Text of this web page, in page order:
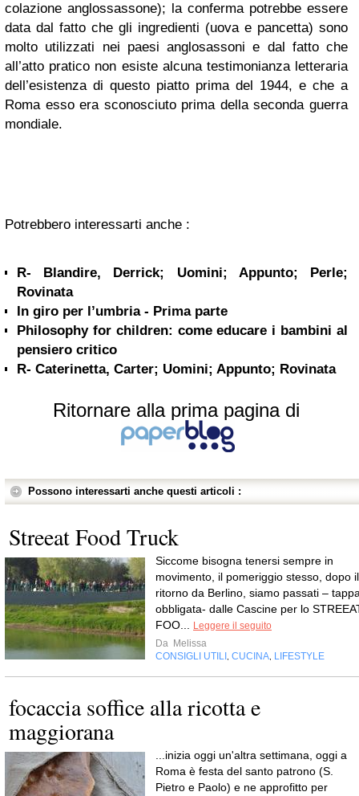
colazione anglossassone); la conferma potrebbe essere
data dal fatto che gli ingredienti (uova e pancetta) sono
molto utilizzati nei paesi anglosassoni e dal fatto che
all’atto pratico non esiste alcuna testimonianza letteraria
dell’esistenza di questo piatto prima del 1944, e che a
Roma esso era sconosciuto prima della seconda guerra
mondiale.
Potrebbero interessarti anche :
R- Blandire, Derrick; Uomini; Appunto; Perle;
Rovinata
In giro per l’umbria - Prima parte
Philosophy for children: come educare i bambini al
pensiero critico
R- Caterinetta, Carter; Uomini; Appunto; Rovinata
Ritornare alla prima pagina di
Possono interessarti anche questi articoli :
Streeat Food Truck
Siccome bisogna tenersi sempre in
movimento, il pomeriggio stesso, dopo il
ritorno da Berlino, siamo passati –
obbligata- dalle Cascine per lo
FOO...
Leggere il seguito
Da Melissa
CONSIGLI UTILI
CUCINA LIFESTYLE
focaccia soffice alla ricotta e
maggiorana
...inizia oggi un'altra settimana, oggi a
Roma è festa del santo patrono (S.
Pietro e Paolo) e ne approfitto per